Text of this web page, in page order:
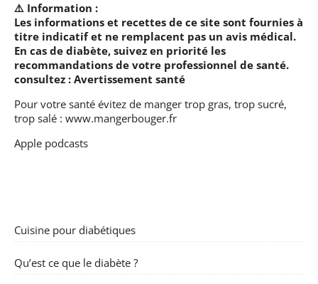
⚠️ Information :
Les informations et recettes de ce site sont fournies à
titre indicatif et ne remplacent pas un avis médical.
En cas de diabète, suivez en priorité les
recommandations de votre professionnel de santé.
consultez : Avertissement santé
Pour votre santé évitez de manger trop gras, trop sucré,
trop salé : www.mangerbouger.fr
Apple podcasts
Cuisine pour diabétiques
Qu’est ce que le diabète ?